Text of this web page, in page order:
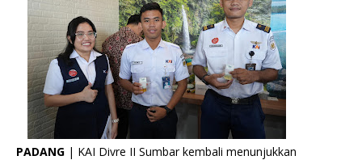
PADANG | KAI Divre II Sumbar kembali menunjukkan